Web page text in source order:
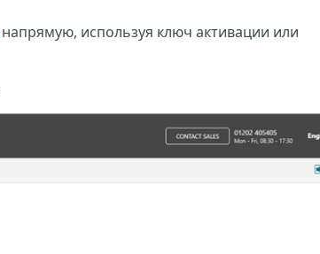
напрямую, используя ключ активации или